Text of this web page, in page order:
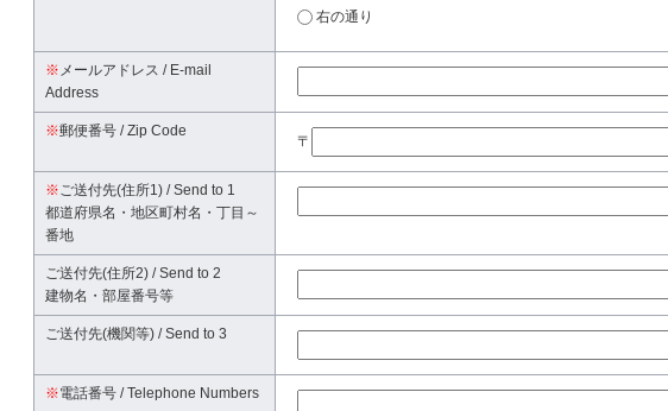
右の通り
※ メールアドレス / E-mail
Address
※郵便番号 / Zip Code
〒
※ご送付先(住所1) / Send to 1
都道府県名・地区町村名・丁目～
番地
ご送付先(住所2) / Send to 2
建物名・部屋番号等
ご送付先(機関等) / Send to 3
※電話番号 / Telephone Numbers